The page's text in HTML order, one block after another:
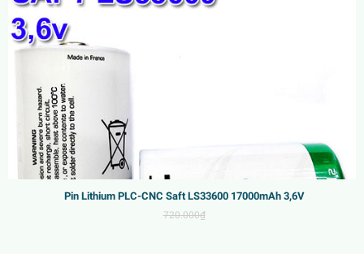
Pin Lithium PLC-CNC Saft LS33600 17000mAh 3,6V
720.000₫